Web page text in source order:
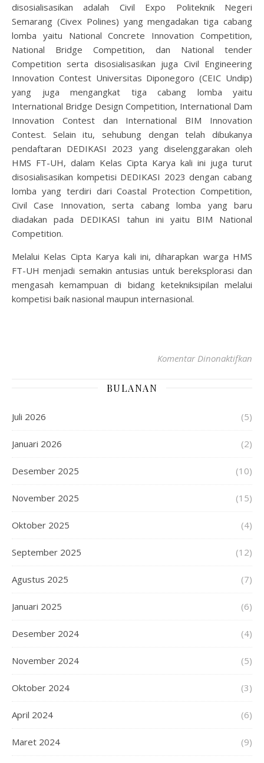
disosialisasikan adalah Civil Expo Politeknik Negeri
Semarang (Civex Polines) yang mengadakan tiga cabang
lomba yaitu National Concrete Innovation Competition,
National Bridge Competition, dan National tender
Competition serta disosialisasikan juga Civil Engineering
Innovation Contest Universitas Diponegoro (CEIC Undip)
yang juga mengangkat tiga cabang lomba yaitu
International Bridge Design Competition, International Dam
Innovation Contest dan International BIM Innovation
Contest. Selain itu, sehubung dengan telah dibukanya
pendaftaran DEDIKASI 2023 yang diselenggarakan oleh
HMS FT-UH, dalam Kelas Cipta Karya kali ini juga turut
disosialisasikan kompetisi DEDIKASI 2023 dengan cabang
lomba yang terdiri dari Coastal Protection Competition,
Civil Case Innovation, serta cabang lomba yang baru
diadakan pada DEDIKASI tahun ini yaitu BIM National
Competition.
Melalui Kelas Cipta Karya kali ini, diharapkan warga HMS
FT-UH menjadi semakin antusias untuk bereksplorasi dan
mengasah kemampuan di bidang ketekniksipilan melalui
kompetisi baik nasional maupun internasional.
Komentar Dinonaktifkan
BULANAN
Juli 2026 (5)
Januari 2026 (2)
Desember 2025 (10)
November 2025 (15)
Oktober 2025 (4)
September 2025 (12)
Agustus 2025 (7)
Januari 2025 (6)
Desember 2024 (4)
November 2024 (5)
Oktober 2024 (3)
April 2024 (6)
Maret 2024 (9)